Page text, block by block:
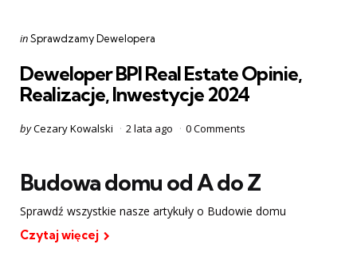
Categories
Posted
inSprawdzamy Dewelopera
Deweloper BPI Real Estate Opinie,
Realizacje, Inwestycje 2024
Posted
byCezary Kowalski 2 lata ago 0Comments
Budowa domu od A do Z
Sprawdź wszystkie nasze artykuły o Budowie domu
Czytaj więcej